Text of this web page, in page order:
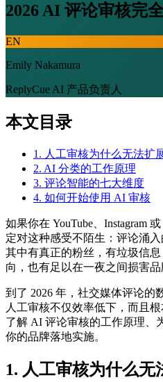
2026 AI 评论审核完
EN
Emily Nakamura
ReplyCue AI 产品负责人
本文目录
1. 人工审核为什么无法扩
2. AI 分类的工作原理
3. 评论智能的七大维度
4. 如何开始使用 AI 审核
如果你在 YouTube、Instagram
定对这种感受不陌生：评论涌
其中有真正的粉丝，有垃圾信
向，也有足以在一夜之间损害品
到了 2026 年，社交媒体评论
人工审核不仅效率低下，而且
了解 AI 评论审核的工作原理、
你的品牌落地实施。
1. 人工审核为什么无